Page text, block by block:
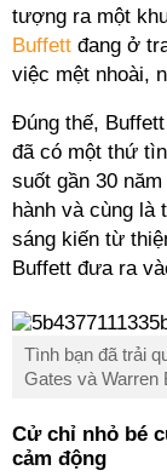
tượng ra một
Buffett đang ở
việc mệt nhoài,
Đúng thế,
đã có một thứ
suốt gần 30
hành và cùng là
sáng kiến từ
Buffett đưa ra
Tình bạn đã trải
Gates và Warren
Cử chỉ nhỏ bé
cảm động